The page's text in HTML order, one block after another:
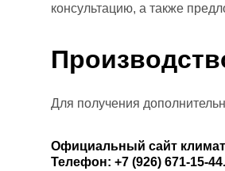
консультацию, а также
Для получения
Официальный сайт
Телефон: +7 (926) 671-15-44.